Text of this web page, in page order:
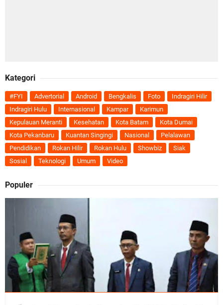
Kategori
#FYI Advertorial Android Bengkalis Foto
Indragiri Hilir
Indragiri Hulu
Internasional Kampar
Karimun
Kepulauan Meranti
Kesehatan Kota Batam
Kota Dumai
Kota Pekanbaru
Kuantan Singingi Nasional
Pelalawan
Pendidikan
Rokan Hilir Rokan Hulu Showbiz
Siak
Sosial
Teknologi Umum Video
Populer